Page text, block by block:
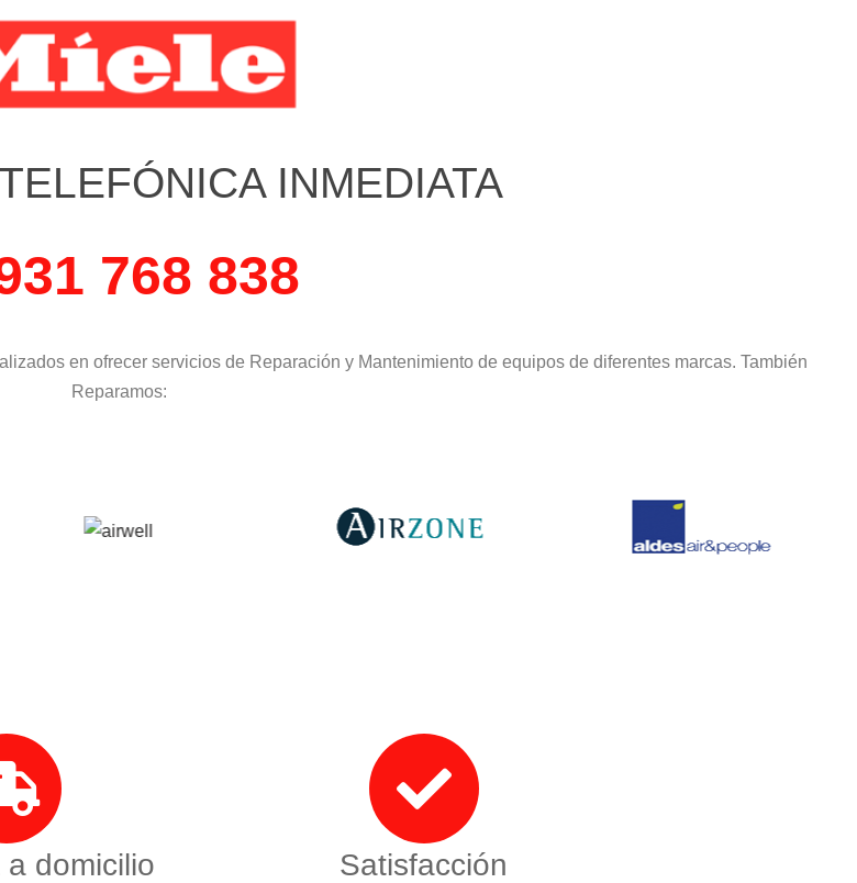
INMEDIATA
768 838
en ofrecer servicios de Reparación y Mantenimiento de equipos de diferentes marcas. También
Reparamos:
domicilio Satisfacción